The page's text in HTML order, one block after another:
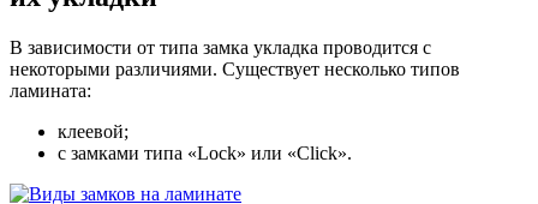
В зависимости от типа замка укладка проводится с
некоторыми различиями. Существует несколько типов
ламината:
клеевой;
с замками типа «Lock» или «Click».